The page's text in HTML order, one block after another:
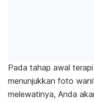
Pada tahap awal
menunjukkan foto
melewatinya, Anda